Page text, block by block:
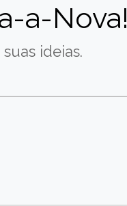
a-Nova!
ideias.